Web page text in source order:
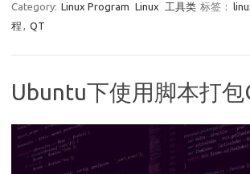
Category: Linux Program Linux 工具类 标签：
程 , QT
Ubuntu下使用脚本打包